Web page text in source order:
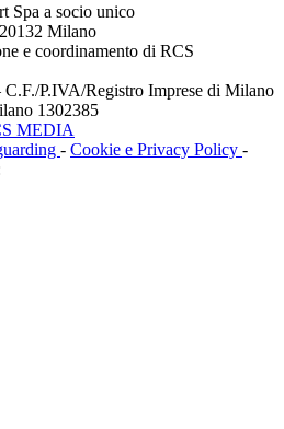
Spa a socio unico
Milano
e coordinamento di RCS
P.IVA/Registro Imprese di Milano
1302385
MEDIA
- Cookie e Privacy Policy -